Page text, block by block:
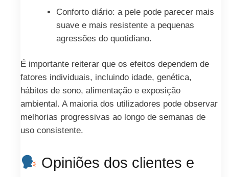
Conforto diário: a pele pode parecer mais
suave e mais resistente a pequenas
agressões do quotidiano.
É importante reiterar que os efeitos dependem de
fatores individuais, incluindo idade, genética,
hábitos de sono, alimentação e exposição
ambiental. A maioria dos utilizadores pode observar
melhorias progressivas ao longo de semanas de
uso consistente.
Opiniões dos clientes e